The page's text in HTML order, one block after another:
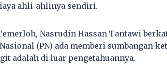
ahli-ahlinya sendiri.
Nasrudin Hassan Tantawi
(PN) ada memberi sumbangan
adalah di luar pengetahuannya.